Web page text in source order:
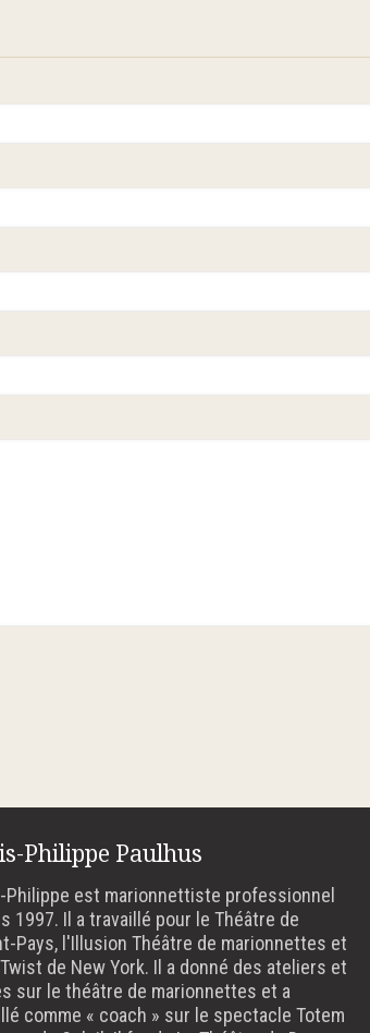
Philippe Paulhus
Philippe est marionnettiste professionnel
1997. Il a travaillé pour le Théâtre de
Pays, l'Illusion Théâtre de marionnettes et
de New York. Il a donné des ateliers et
sur le théâtre de marionnettes et a
comme « coach » sur le spectacle Totem